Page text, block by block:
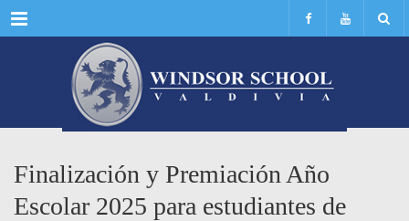
Menu
Finalización y Premiación Año
Escolar 2025 para estudiantes de